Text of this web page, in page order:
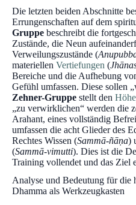
Die letzten beiden Abschnitte
Errungenschaften auf dem
Gruppe beschreibt die
Zustände, die Neun
Verweilungszustände (
materiellen Vertiefungen (
Bereiche und die Aufhebung
Gefühl umfassen. Diese sollen
Zehner-Gruppe stellt den
„zu verwirklichen“ werden die
Arahant, eines vollständig
umfassen die acht Glieder des
Rechtes Wissen (Sammā-ñāṇa)
(Sammā-vimutti). Dies ist die
Training vollendet und das Ziel
Analyse und Bedeutung für die
Dhamma als Werkzeugkasten